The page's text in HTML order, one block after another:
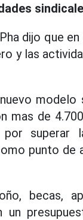
dijo que
y las
modelo
mas de
superar
punto de
becas,
un